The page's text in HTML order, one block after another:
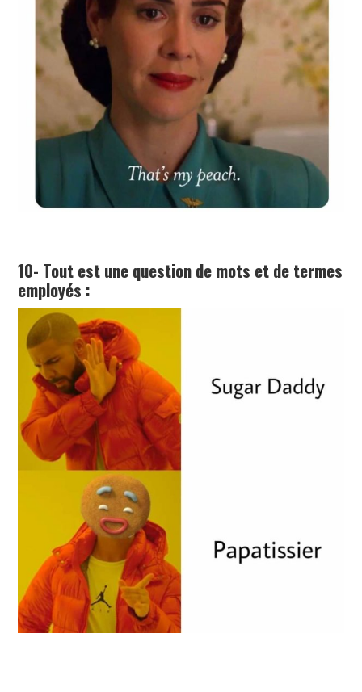
10- Tout est une question de mots et de termes
employés :